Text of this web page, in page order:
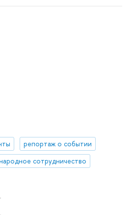
репортаж о событии
сотрудничество